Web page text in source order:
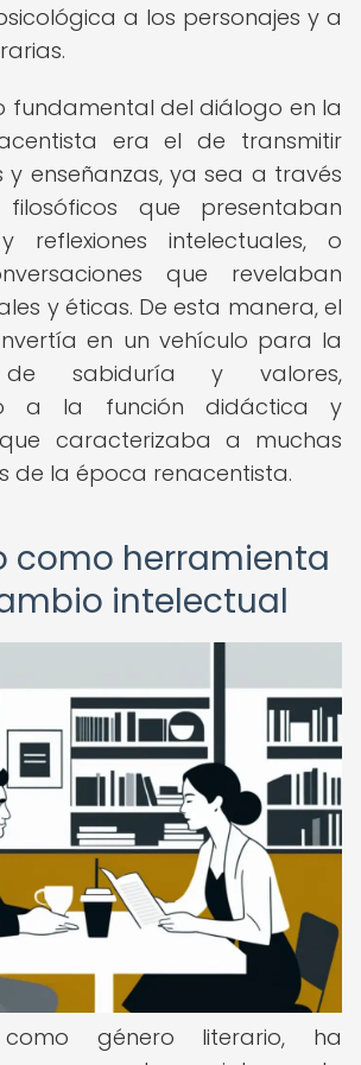
a los personajes y a
fundamental del diálogo en la
era el de transmitir
y enseñanzas, ya sea a través
que presentaban
reflexiones intelectuales, o
que revelaban
y éticas. De esta manera, el
en un vehículo para la
de sabiduría y valores,
a la función didáctica y
caracterizaba a muchas
de la época renacentista.
como herramienta
intelectual
género literario, ha